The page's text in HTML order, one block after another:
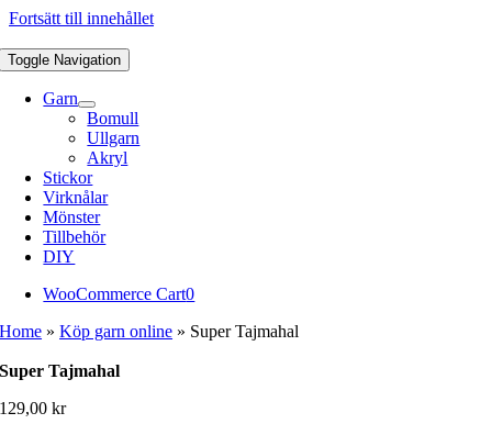
Fortsätt till innehållet
Toggle Navigation
Garn
Bomull
Ullgarn
Akryl
Stickor
Virknålar
Mönster
Tillbehör
DIY
WooCommerce Cart0
Home »Köp garn online » Super Tajmahal
Super Tajmahal
129,00kr